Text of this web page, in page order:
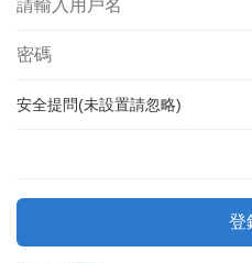
安全提問(未設置請忽略)
登